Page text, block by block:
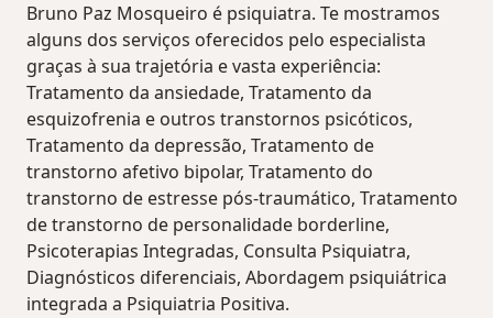
Bruno Paz Mosqueiro é psiquiatra. Te mostramos
alguns dos serviços oferecidos pelo especialista
graças à sua trajetória e vasta experiência:
Tratamento da ansiedade, Tratamento da
esquizofrenia e outros transtornos psicóticos,
Tratamento da depressão, Tratamento de
transtorno afetivo bipolar, Tratamento do
transtorno de estresse pós-traumático, Tratamento
de transtorno de personalidade borderline,
Psicoterapias Integradas, Consulta Psiquiatra,
Diagnósticos diferenciais, Abordagem psiquiátrica
integrada a Psiquiatria Positiva.